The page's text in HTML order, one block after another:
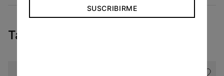
Tambien te pueden interesar
SUSCRIBIRME